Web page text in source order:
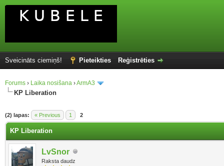
Sveicināts ciemiņš! Pieteikties Reģistrēties
Forums › Laika nosišana ›ArmA3
KP Liberation
(2) lapas: « Previous 1 2
KP Liberation
LvSnor
Raksta daudz